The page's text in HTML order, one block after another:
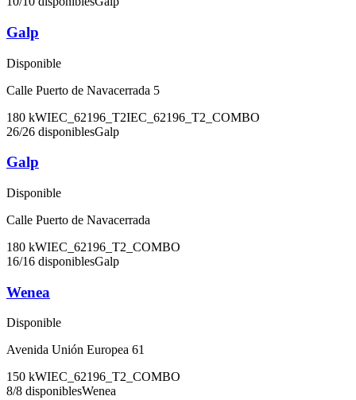
Galp
Disponible
Calle Puerto de Navacerrada 5
180 kWIEC_62196_T2IEC_62196_T2_COMBO
26/26 disponiblesGalp
Galp
Disponible
Calle Puerto de Navacerrada
180 kWIEC_62196_T2_COMBO
16/16 disponiblesGalp
Wenea
Disponible
Avenida Unión Europea 61
150 kWIEC_62196_T2_COMBO
8/8 disponiblesWenea